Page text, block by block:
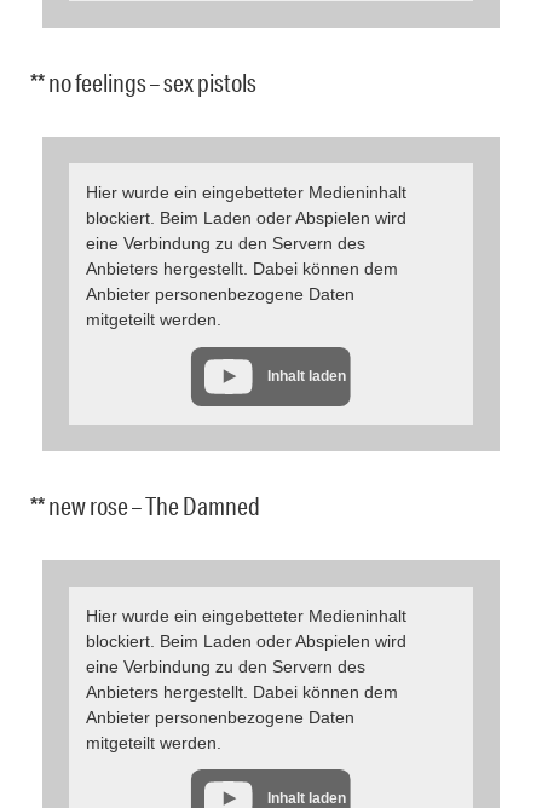
** no feelings – sex pistols
Hier wurde ein eingebetteter Medieninhalt
blockiert. Beim Laden oder Abspielen wird
eine Verbindung zu den Servern des
Anbieters hergestellt. Dabei können dem
Anbieter personenbezogene Daten
mitgeteilt werden.
Inhalt laden
** new rose – The Damned
Hier wurde ein eingebetteter Medieninhalt
blockiert. Beim Laden oder Abspielen wird
eine Verbindung zu den Servern des
Anbieters hergestellt. Dabei können dem
Anbieter personenbezogene Daten
mitgeteilt werden.
Inhalt laden